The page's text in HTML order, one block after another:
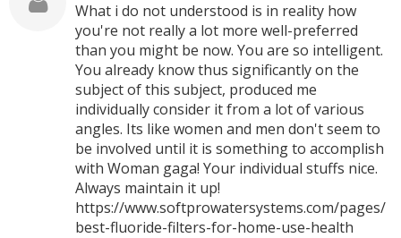
What i do not understood is in reality how
you're not really a lot more well-preferred
than you might be now. You are so intelligent.
You already know thus significantly on the
subject of this subject, produced me
individually consider it from a lot of various
angles. Its like women and men don't seem to
be involved until it is something to accomplish
with Woman gaga! Your individual stuffs nice.
Always maintain it up!
https://www.softprowatersystems.com/pages/
best-fluoride-filters-for-home-use-health